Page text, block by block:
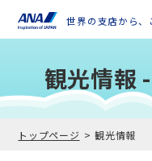
世界の支店から、
観光情報
トップページ 観光情報